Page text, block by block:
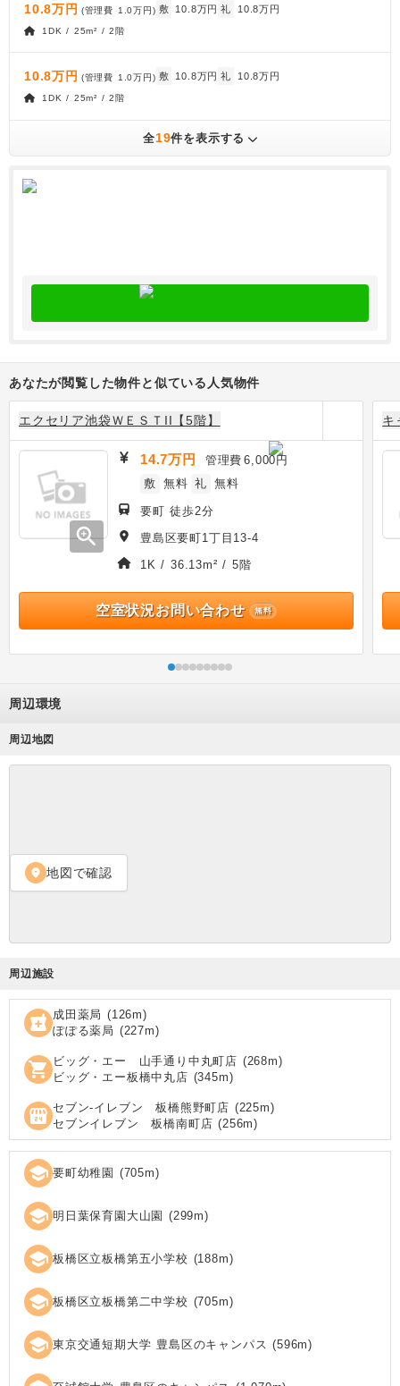
10.8万円 (管理費 1.0万円) 敷 10.8万円 礼 10.8万円
1DK / 25m² / 2階
10.8万円 (管理費 1.0万円) 敷 10.8万円 礼 10.8万円
1DK / 25m² / 2階
全19件を表示する
あなたが閲覧した物件と似ている人気物件
エクセリア池袋ＷＥＳＴII【5階】
zoom_in
14.7万円 管理費 6,000円
敷 無料 礼 無料
要町 徒歩2分
豊島区要町1丁目13-4
1K / 36.13m² / 5階
空室状況お問い合わせ 無料
キ
周辺環境
周辺地図
location_on 地図で確認
周辺施設
local_pharmacy 成田薬局 (126m)
ぽぽる薬局 (227m)
shopping_cart ビッグ・エー 山手通り中丸町店 (268m)
ビッグ・エー板橋中丸店 (345m)
local_convenience_store セブン‐イレブン 板橋熊野町店 (225m)
セブンイレブン 板橋南町店 (256m)
school 要町幼稚園 (705m)
school 明日葉保育園大山園 (299m)
school 板橋区立板橋第五小学校 (188m)
school 板橋区立板橋第二中学校 (705m)
school 東京交通短期大学 豊島区のキャンパス (596m)